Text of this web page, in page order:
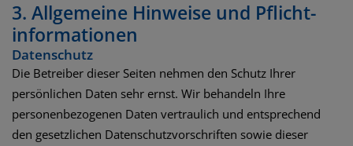
3. Allgemeine Hinweise und Pflicht­
informationen
Datenschutz
Die Betreiber dieser Seiten nehmen den Schutz Ihrer
persönlichen Daten sehr ernst. Wir behandeln Ihre
personenbezogenen Daten vertraulich und entsprechend
den gesetzlichen Datenschutzvorschriften sowie dieser